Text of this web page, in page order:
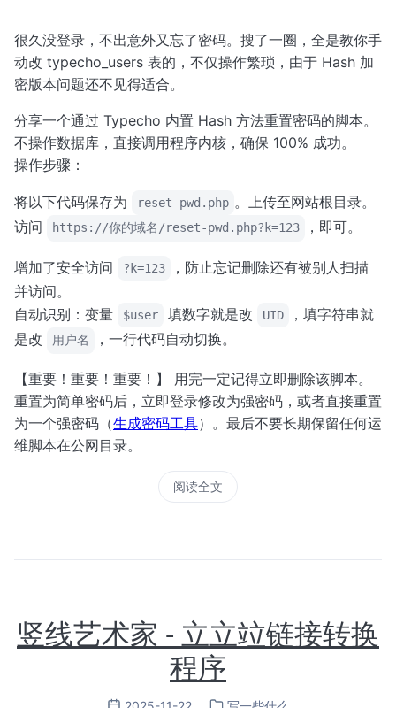
很久没登录，不出意外又忘了密码。搜了一圈，全是教你手
动改 typecho_users 表的，不仅操作繁琐，由于 Hash 加
密版本问题还不见得适合。
分享一个通过 Typecho 内置 Hash 方法重置密码的脚本。
不操作数据库，直接调用程序内核，确保 100% 成功。
操作步骤：
将以下代码保存为 reset-pwd.php 。上传至网站根目录。
访问
https://你的域名/reset-pwd.php?k=123 ，即可。
增加了安全访问 ?k=123
，防止忘记删除还有被别人扫描
并访问。
自动识别：变量
$user 填数字就是改 UID
，填字符串就
是改
用户名 ，一行代码自动切换。
【重要！重要！重要！】 用完一定记得立即删除该脚本。
重置为简单密码后，立即登录修改为强密码，或者直接重置
为一个强密码（生成密码工具）。最后不要长期保留任何运
维脚本在公网目录。
阅读全文
竖线艺术家 - 立立竝链接转换
程序